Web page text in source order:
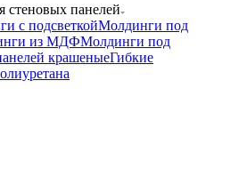
панелей
с подсветкойМолдинги под
из МДФМолдинги под
крашеныеГибкие